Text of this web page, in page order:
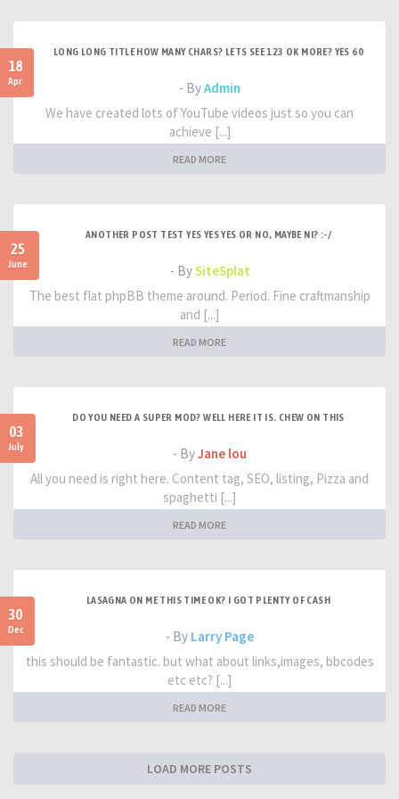
18
Apr
LONG LONG TITLE HOW MANY CHARS? LETS SEE 123 OK MORE? YES 60
- ByAdmin
We have created lots of YouTube videos just so you can
achieve [...]
READ MORE
25
June
ANOTHER POST TEST YES YES YES OR NO, MAYBE NI? :-/
- BySiteSplat
The best flat phpBB theme around. Period. Fine craftmanship
and [...]
READ MORE
03
July
DO YOU NEED A SUPER MOD? WELL HERE IT IS. CHEW ON THIS
- ByJane lou
All you need is right here. Content tag, SEO, listing, Pizza and
spaghetti [...]
READ MORE
30
Dec
LASAGNA ON ME THIS TIME OK? I GOT PLENTY OF CASH
- By Larry Page
this should be fantastic. but what about links,images, bbcodes
etc etc? [...]
READ MORE
LOAD MORE POSTS